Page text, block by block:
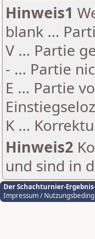
Hinweis1
blank ...
V ... Partie
- ... Partie
E ... Partie
K ...
Hinweis2
und sind in
Der Schachturnier-
Impressum /